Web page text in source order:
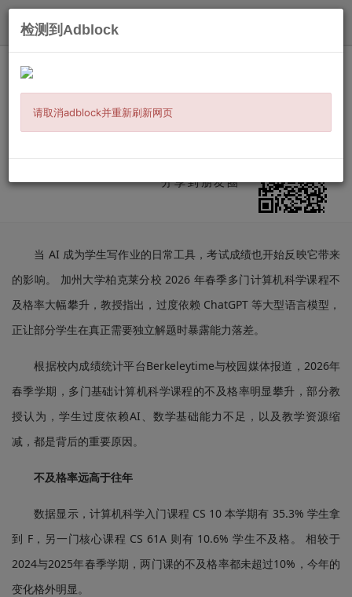
计算机科学课不及格率创新高 学生不会
自己解题
分享到朋友圈
当 AI 成为学生写作业的日常工具，考试成绩也开始反映它带来
的影响。 加州大学柏克莱分校 2026 年春季多门计算机科学课程不
及格率大幅攀升，教授指出，过度依赖 ChatGPT 等大型语言模型，
正让部分学生在真正需要独立解题时暴露能力落差。
根据校内成绩统计平台Berkeleytime与校园媒体报道，2026年
春季学期，多门基础计算机科学课程的不及格率明显攀升，部分教
授认为，学生过度依赖AI、数学基础能力不足，以及教学资源缩
减，都是背后的重要原因。
不及格率远高于往年
数据显示，计算机科学入门课程 CS 10 本学期有 35.3% 学生拿
到 F，另一门核心课程 CS 61A 则有 10.6% 学生不及格。 相较于
2024与2025年春季学期，两门课的不及格率都未超过10%，今年的
变化格外明显。
检测到Adblock
请取消adblock并重新刷新网页